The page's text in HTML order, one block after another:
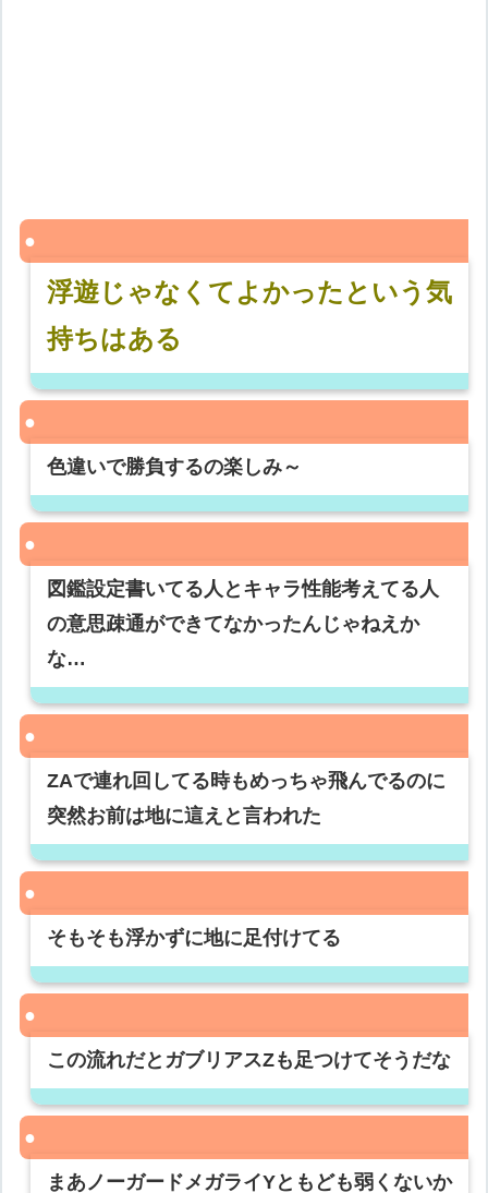
浮遊じゃなくてよかったという気
持ちはある
色違いで勝負するの楽しみ～
図鑑設定書いてる人とキャラ性能考えてる人
の意思疎通ができてなかったんじゃねえか
な…
ZAで連れ回してる時もめっちゃ飛んでるのに
突然お前は地に這えと言われた
そもそも浮かずに地に足付けてる
この流れだとガブリアスZも足つけてそうだな
まあノーガードメガライYともども弱くないか